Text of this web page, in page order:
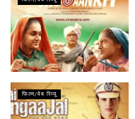
फिल्म/वेब रिव्यू